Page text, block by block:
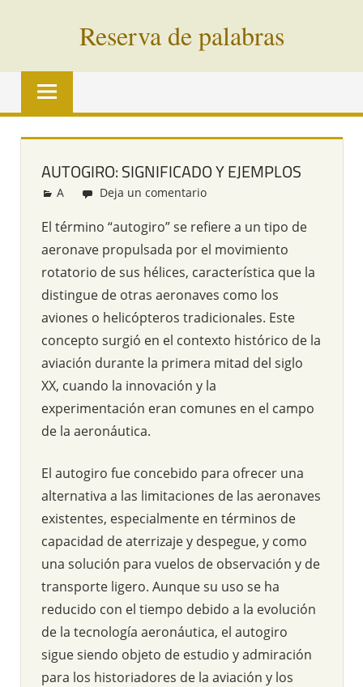
Reserva de palabras
Palabras
vías
todo
mundo
AUTOGIRO: SIGNIFICADO Y EJEMPLOS
Redacción
A Deja un comentario
El término “autogiro” se refiere a un tipo de
aeronave propulsada por el movimiento
rotatorio de sus hélices, característica que la
distingue de otras aeronaves como los
aviones o helicópteros tradicionales. Este
concepto surgió en el contexto histórico de la
aviación durante la primera mitad del siglo
XX, cuando la innovación y la
experimentación eran comunes en el campo
de la aeronáutica.
El autogiro fue concebido para ofrecer una
alternativa a las limitaciones de las aeronaves
existentes, especialmente en términos de
capacidad de aterrizaje y despegue, y como
una solución para vuelos de observación y de
transporte ligero. Aunque su uso se ha
reducido con el tiempo debido a la evolución
de la tecnología aeronáutica, el autogiro
sigue siendo objeto de estudio y admiración
para los historiadores de la aviación y los